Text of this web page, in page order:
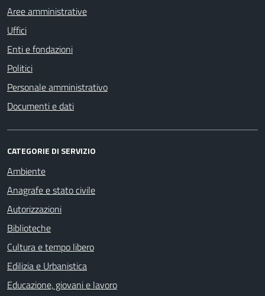
Aree amministrative
Uffici
Enti e fondazioni
Politici
Personale amministrativo
Documenti e dati
CATEGORIE DI SERVIZIO
Ambiente
Anagrafe e stato civile
Autorizzazioni
Biblioteche
Cultura e tempo libero
Edilizia e Urbanistica
Educazione, giovani e lavoro